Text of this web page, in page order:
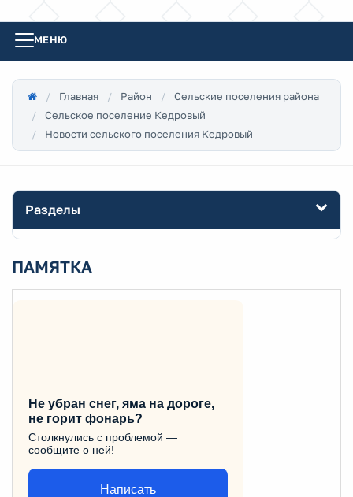
МЕНЮ
Главная Район
Сельские поселения района
Сельское поселение Кедровый
Новости сельского поселения Кедровый
Разделы
ПАМЯТКА
Не убран снег, яма на дороге,
не горит фонарь?
Столкнулись с проблемой —
сообщите о ней!
Написать